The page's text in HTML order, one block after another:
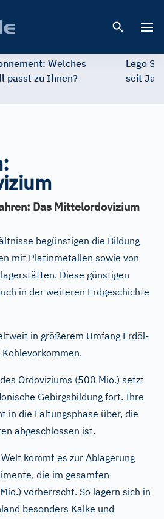
Welches
passt zu Ihnen?
Lego
seit
Das Mittelordovizium
begünstigen die Bildung
mit Platinmetallen sowie von
Diese günstigen
in der weiteren Erdgeschichte
in größerem Umfang Erdöl-
Ordoviziums (500 Mio.) setzt
Gebirgsbildung fort. Ihre
in die Faltungsphase über, die
abgeschlossen ist.
kommt es zur Ablagerung
die im gesamten
vorherrscht. So lagern sich in
besonders Kalke und